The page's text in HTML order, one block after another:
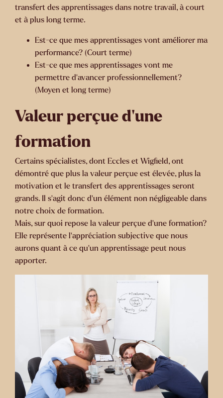
transfert des apprentissages dans notre travail, à court
et à plus long terme.
Est-ce que mes apprentissages vont améliorer ma
performance? (Court terme)
Est-ce que mes apprentissages vont me
permettre d’avancer professionnellement?
(Moyen et long terme)
Valeur perçue d’une
formation
Certains spécialistes, dont Eccles et Wigfield, ont
démontré que plus la valeur perçue est élevée, plus la
motivation et le transfert des apprentissages seront
grands. Il s’agit donc d’un élément non négligeable dans
notre choix de formation.
Mais, sur quoi repose la valeur perçue d’une formation?
Elle représente l’appréciation subjective que nous
aurons quant à ce qu’un apprentissage peut nous
apporter.